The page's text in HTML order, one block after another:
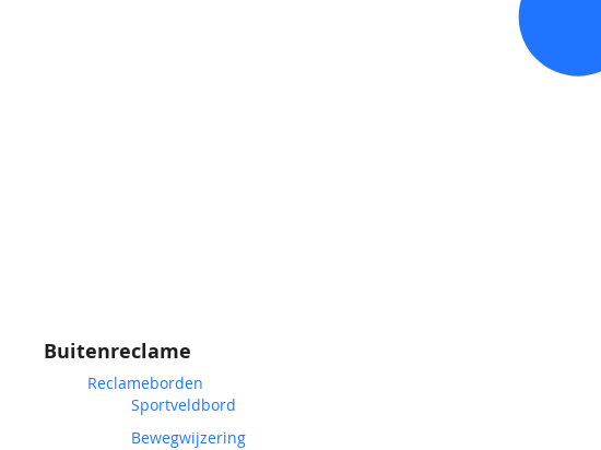
Buitenreclame
Reclameborden
Sportveldbord
Bewegwijzering